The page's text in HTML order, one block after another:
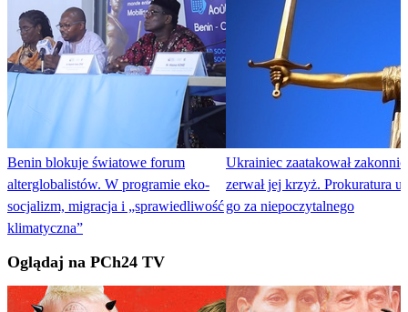
Benin blokuje światowe forum
alterglobalistów. W programie eko-
socjalizm, migracja i „sprawiedliwość
klimatyczna”
Ukrainiec zaatakował
zerwał jej krzyż. Prokuratura
go za niepoczytalnego
Oglądaj na PCh24 TV